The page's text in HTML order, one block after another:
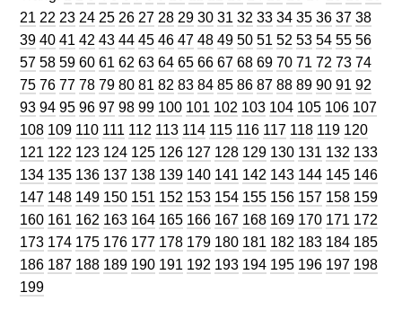
Trang
21 Trang
22 Trang
23 Trang
24 Trang
25 Trang
26 Trang
27 Trang
28 Trang
29 Trang
30 Trang
31 Trang
32 Trang
33 Trang
34 Trang
35 Trang
36 Trang
37 Trang
38
39 Trang
40 Trang
41 Trang
42 Trang
43 Trang
44 Trang
45 Trang
46 Trang
47 Trang
48 Trang
49 Trang
50 Trang
51 Trang
52 Trang
53 Trang
54 Trang
55 Trang
56
57 Trang
58 Trang
59 Trang
60 Trang
61 Trang
62 Trang
63 Trang
64 Trang
65 Trang
66 Trang
67 Trang
68 Trang
69 Trang
70 Trang
71 Trang
72 Trang
73 Trang
74
75 Trang
76 Trang
77 Trang
78 Trang
79 Trang
80 Trang
81 Trang
82 Trang
83 Trang
84 Trang
85 Trang
86 Trang
87 Trang
88 Trang
89 Trang
90 Trang
91 Trang
92
93 Trang
94 Trang
95 Trang
96 Trang
97 Trang
98 Trang
99 Trang
100 Trang
101 Trang
102 Trang
103 Trang
104 Trang
105 Trang
106 Trang
107
108 Trang
109 Trang
110 Trang
111 Trang
112 Trang
113 Trang
114 Trang
115 Trang
116 Trang
117 Trang
118 Trang
119 Trang
120
121 Trang
122 Trang
123 Trang
124 Trang
125 Trang
126 Trang
127 Trang
128 Trang
129 Trang
130 Trang
131 Trang
132 Trang
133
134 Trang
135 Trang
136 Trang
137 Trang
138 Trang
139 Trang
140 Trang
141 Trang
142 Trang
143 Trang
144 Trang
145 Trang
146
147 Trang
148 Trang
149 Trang
150 Trang
151 Trang
152 Trang
153 Trang
154 Trang
155 Trang
156 Trang
157 Trang
158 Trang
159
160 Trang
161 Trang
162 Trang
163 Trang
164 Trang
165 Trang
166 Trang
167 Trang
168 Trang
169 Trang
170 Trang
171 Trang
172
173 Trang
174 Trang
175 Trang
176 Trang
177 Trang
178 Trang
179 Trang
180 Trang
181 Trang
182 Trang
183 Trang
184 Trang
185
186 Trang
187 Trang
188 Trang
189 Trang
190 Trang
191 Trang
192 Trang
193 Trang
194 Trang
195 Trang
196 Trang
197 Trang
198
199